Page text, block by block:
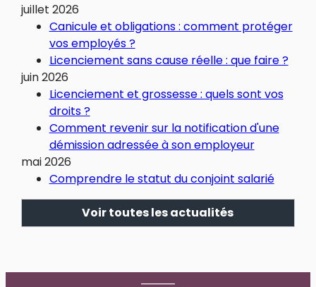
juillet 2026
Canicule et obligations : comment protéger
vos employés ?
Licenciement sans cause réelle : que faire ?
juin 2026
Licenciement et grossesse : quels sont vos
droits ?
Comment revenir sur la notification d'une
démission adressée à son employeur
mai 2026
Comprendre le statut du conjoint salarié
Voir toutes les actualités